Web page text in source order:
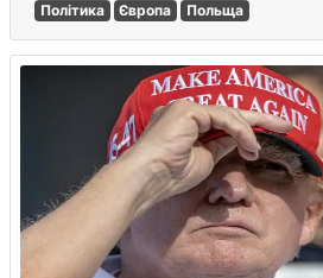
Політика Європа Польща